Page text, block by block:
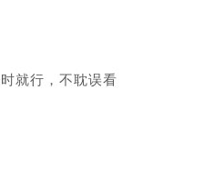
就行，不耽误看